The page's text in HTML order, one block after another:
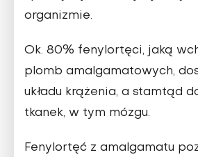
organizmie.
Ok. 80% fenylortęci, jaką
plomb amalgamatowych,
układu krążenia, a stamtąd
tkanek, w tym mózgu.
Fenylortęć z amalgamatu